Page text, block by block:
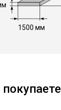
1500 мм